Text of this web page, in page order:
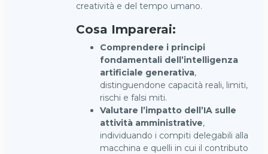
creatività e del tempo umano.
Cosa Imparerai:
Comprendere i principi
fondamentali dell’intelligenza
artificiale generativa,
distinguendone capacità reali, limiti,
rischi e falsi miti.
Valutare l’impatto dell’IA sulle
attività amministrative,
individuando i compiti delegabili alla
macchina e quelli in cui il contributo